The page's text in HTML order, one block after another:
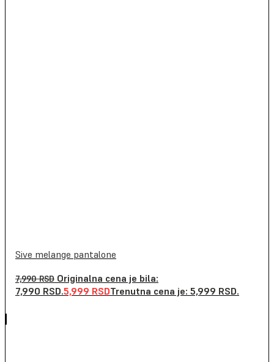
Sive melange pantalone
7,990RSD Originalna cena je bila:
7,990 RSD.5,999 RSDTrenutna cena je: 5,999 RSD.